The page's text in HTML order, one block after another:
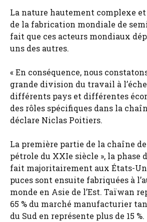
La nature hautement complexe
de la fabrication mondiale de
fait que ces acteurs mondiaux
uns des autres.
« En conséquence, nous
grande division du travail à
différents pays et différentes
des rôles spécifiques dans la
déclare Niclas Poitiers.
La première partie de la chaîne
pétrole du XXIe siècle », la phase
fait majoritairement aux États-
puces sont ensuite fabriquées à
monde en Asie de l’Est. Taïwan
65 % du marché manufacturier
du Sud en représente plus de 15 %.